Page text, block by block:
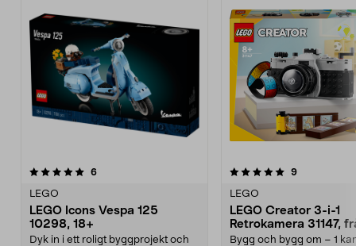
6recensioner
LEGO
LEGO Icons Vespa 125
10298, 18+
Dyk in i ett roligt byggprojekt och
5.0av 5 stjärnor 9recensioner
LEGO
LEGO Creator 3-i-1
Retrokamera 31147,
Bygg och bygg om – 1
5.0av 5 stjärnor